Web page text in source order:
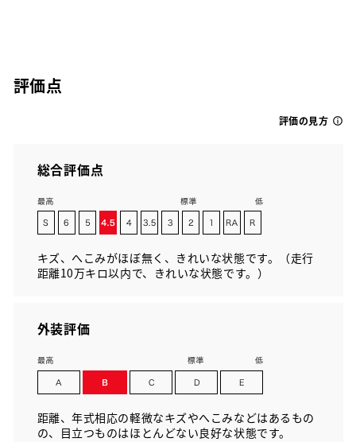
評価点
評価の見方
総合評価点
キズ、へこみがほぼ無く、きれいな状態です。（走行
距離10万キロ以内で、きれいな状態です。）
外装評価
距離、年式相応の軽微なキズやへこみなどはあるもの
の、目立つものはほとんどない良好な状態です。